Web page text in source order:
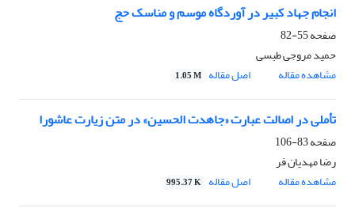
انجام جهاد کبیر در آوردگاه موسم و مناسک حج
صفحه55-82
حمید مروجی طبسی
مشاهده مقاله
اصل مقاله 1.05 M
تأملی در اصالت عبارت «جاهدت الحسین» در متن زیارت عاشورا
صفحه83-106
رضا مهدیان فر
مشاهده مقاله
اصل مقاله 995.37 K